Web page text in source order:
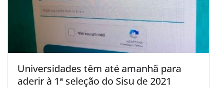
Universidades têm até amanhã para
aderir à 1ª seleção do Sisu de 2021